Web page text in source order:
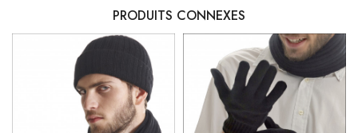
PRODUITS CONNEXES